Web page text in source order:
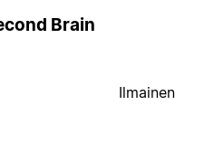
Brain
Ilmainen